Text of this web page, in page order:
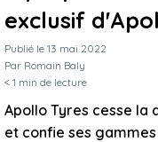
exclusif
Publié le 13 mai 2022
Par Romain Baly
< 1 min de lecture
Apollo Tyres cesse la
et confie ses